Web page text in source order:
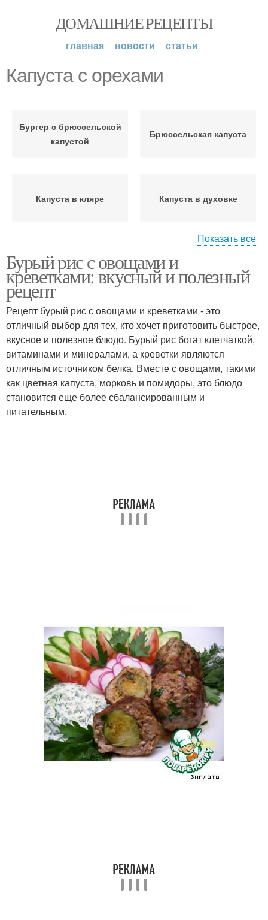
ДОМАШНИЕ РЕЦЕПТЫ
главная новости статьи
Капуста с орехами
Бургер с брюссельской
капустой
Брюссельская капуста
Капуста в кляре Капуста в духовке
Капуста в сметане Капуста в томате
Капуста в панировке Капуста с сыром
Капуста с грибами
Показать все
Бурый рис с овощами и
креветками: вкусный и полезный
рецепт
Рецепт бурый рис с овощами и креветками - это
отличный выбор для тех, кто хочет приготовить быстрое,
вкусное и полезное блюдо. Бурый рис богат клетчаткой,
витаминами и минералами, а креветки являются
отличным источником белка. Вместе с овощами, такими
как цветная капуста, морковь и помидоры, это блюдо
становится еще более сбалансированным и
питательным.